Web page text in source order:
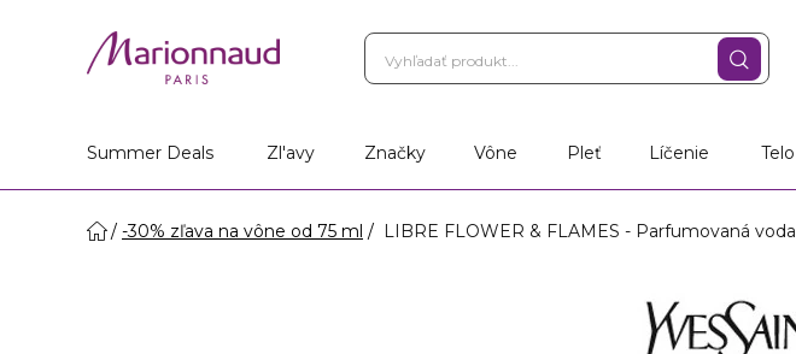
Summer Deals Zl'avy Značky Vône Pleť Líčenie Telo
-30% zľava na vône od 75 ml LIBRE FLOWER & FLAMES - Parfumovaná voda